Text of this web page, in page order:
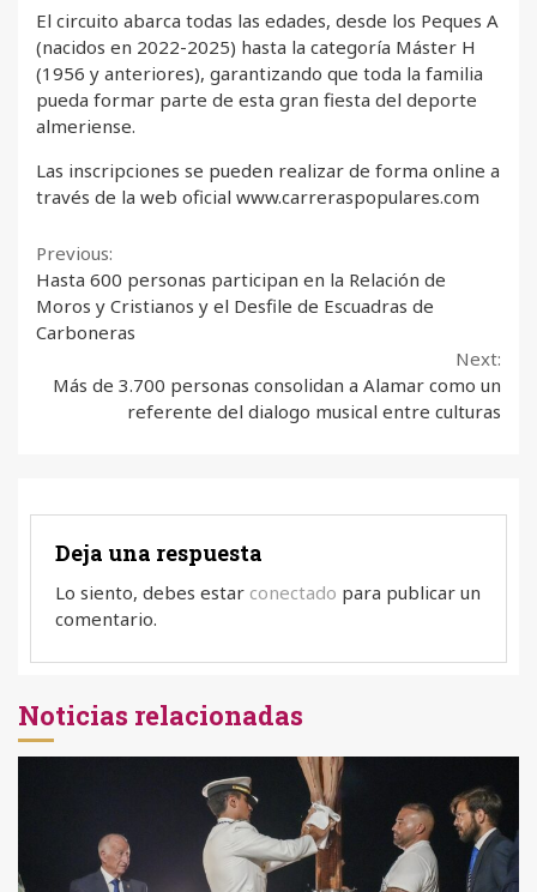
El circuito abarca todas las edades, desde los Peques A
(nacidos en 2022-2025) hasta la categoría Máster H
(1956 y anteriores), garantizando que toda la familia
pueda formar parte de esta gran fiesta del deporte
almeriense.
Las inscripciones se pueden realizar de forma online a
través de la web oficial www.carreraspopulares.com
Continue
Reading
Previous:
Hasta 600 personas participan en la Relación de
Moros y Cristianos y el Desfile de Escuadras de
Carboneras
Next:
Más de 3.700 personas consolidan a Alamar como un
referente del dialogo musical entre culturas
Deja una respuesta
Lo siento, debes estar conectado para publicar un
comentario.
Noticias relacionadas